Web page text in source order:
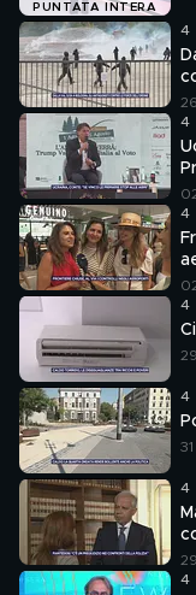
PUNTATA INTERA
4
4
4
4
4
4
4